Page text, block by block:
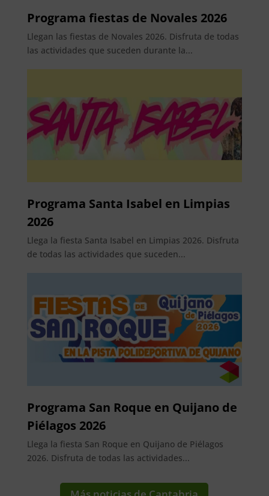
Programa fiestas de Novales 2026
Llegan las fiestas de Novales 2026. Disfruta de todas
las actividades que suceden durante la...
Programa Santa Isabel en Limpias
2026
Llega la fiesta Santa Isabel en Limpias 2026. Disfruta
de todas las actividades que suceden...
Programa San Roque en Quijano de
Piélagos 2026
Llega la fiesta San Roque en Quijano de Piélagos
2026. Disfruta de todas las actividades...